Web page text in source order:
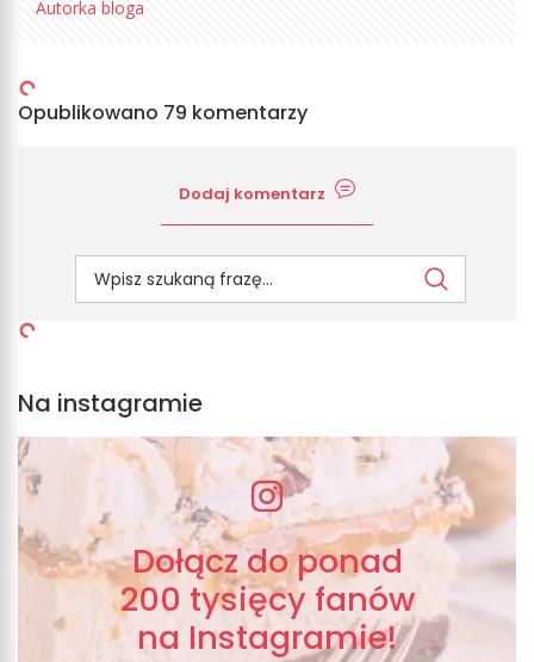
Autorka bloga
Opublikowano 79 komentarzy
Dodaj komentarz
Na instagramie
Dołącz do ponad
200 tysięcy fanów
na Instagramie!